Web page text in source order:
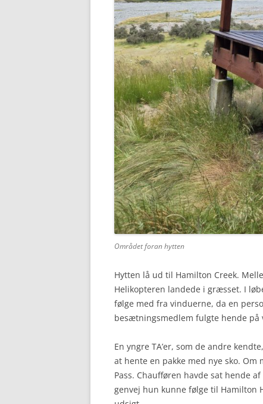
Området foran hytten
Hytten lå ud til Hamilton Creek.
Helikopteren landede i græsset. I
følge med fra vinduerne, da en
besætningsmedlem fulgte hende på
En yngre TA’er, som de andre
at hente en pakke med nye sko.
Pass. Chaufføren havde sat hende
genvej hun kunne følge til Hamilton